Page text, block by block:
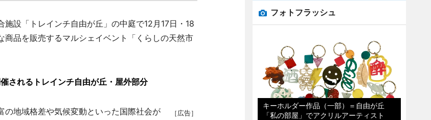
設「トレインチ自由が丘」の中庭で12月17日・18
品を販売するマルシェイベント「くらしの天然市
されるトレインチ自由が丘・屋外部分
［広告］
地域格差や気候変動といった国際社会が
フォトフラッシュ
キーホルダー作品（一部）＝自由が丘
「私の部屋」でアクリルアーティスト